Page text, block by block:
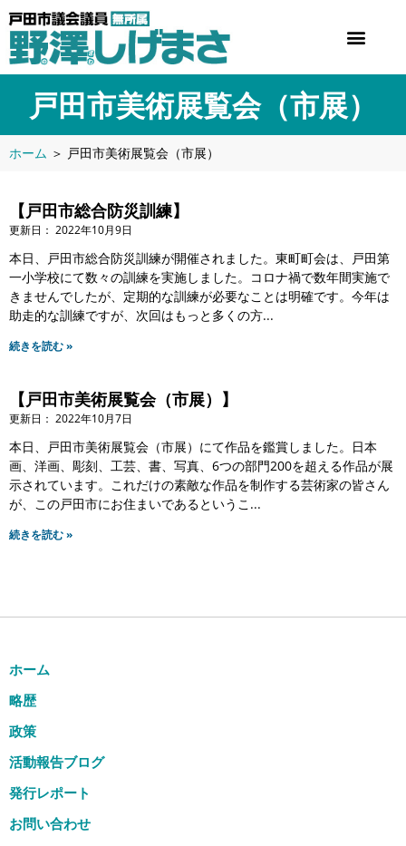
戸田市美術展覧会（市展）
ホーム ＞ 戸田市美術展覧会（市展）
【戸田市総合防災訓練】
2022年10月9日
本日、戸田市総合防災訓練が開催されました。東町町会は、戸田第
一小学校にて数々の訓練を実施しました。コロナ禍で数年間実施で
きませんでしたが、定期的な訓練が必要なことは明確です。今年は
助走的な訓練ですが、次回はもっと多くの方
続きを読む »
【戸田市美術展覧会（市展）】
2022年10月7日
本日、戸田市美術展覧会（市展）にて作品を鑑賞しました。日本
画、洋画、彫刻、工芸、書、写真、6つの部門200を超える作品が展
示されています。これだけの素敵な作品を制作する芸術家の皆さん
が、この戸田市にお住まいであるというこ
続きを読む »
ホーム
略歴
政策
活動報告ブログ
発行レポート
お問い合わせ